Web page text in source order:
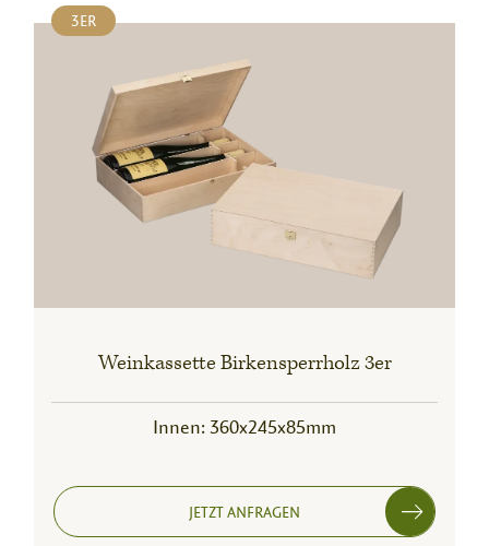
3ER
Weinkassette Birkensperrholz 3er
Innen: 360x245x85mm
JETZT ANFRAGEN